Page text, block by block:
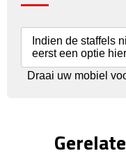
Rijbewijs- &
USB autoladers
Veiligheidssets
Indien de staffels
eerst een optie
Draai uw mobiel